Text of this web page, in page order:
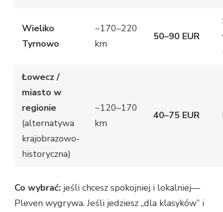
Wieliko
Tyrnowo
~170–220
km
50–90 EUR
Łowecz /
miasto w
regionie
(alternatywa
krajobrazowo-
historyczna)
~120–170
km
40–75 EUR
Co wybrać: jeśli chcesz spokojniej i lokalniej—
Pleven wygrywa. Jeśli jedziesz „dla klasyków” i